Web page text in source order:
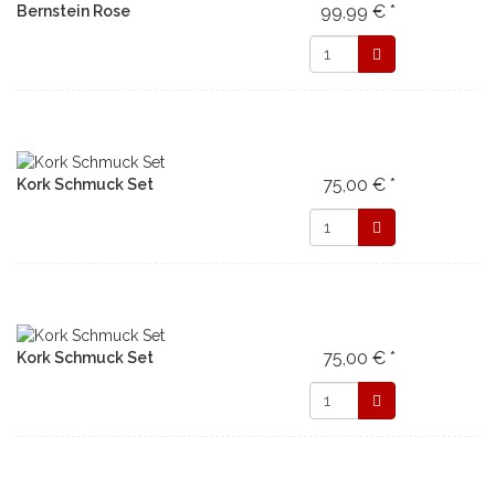
Bernstein Rose 99,99 € *
Kork Schmuck Set 75,00 € *
Kork Schmuck Set 75,00 € *